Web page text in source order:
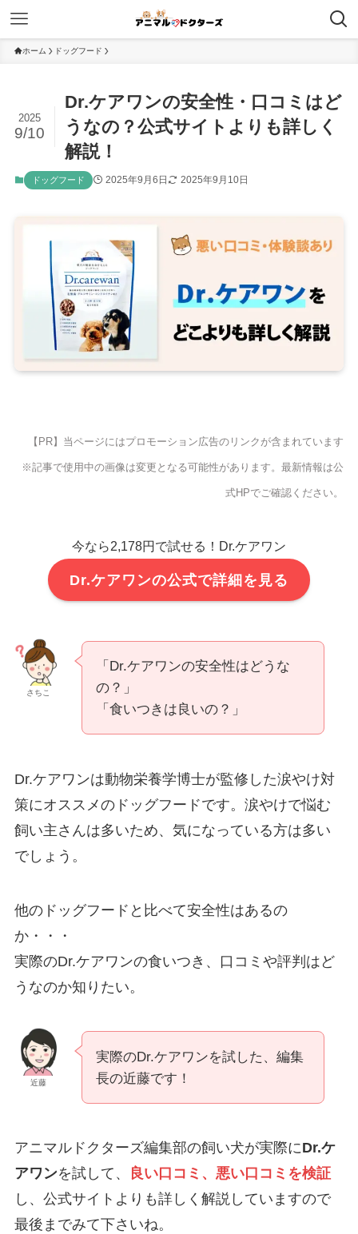
ホーム ドッグフード
Dr.ケアワンの安全性・口コミはど
うなの？公式サイトよりも詳しく
解説！
2025
9/10
ドッグフード 2025年9月6日 2025年9月10日
【PR】当ページにはプロモーション広告のリンクが含まれています
※記事で使用中の画像は変更となる可能性があります。最新情報は公
式HPでご確認ください。
今なら2,178円で試せる！Dr.ケアワン
Dr.ケアワンの公式で詳細を見る
さちこ
「Dr.ケアワンの安全性はどうな
の？」
「食いつきは良いの？」
Dr.ケアワンは動物栄養学博士が監修した涙やけ対
策にオススメのドッグフードです。涙やけで悩む
飼い主さんは多いため、気になっている方は多い
でしょう。
他のドッグフードと比べて安全性はあるの
か・・・
実際のDr.ケアワンの食いつき、口コミや評判はど
うなのか知りたい。
近藤
実際のDr.ケアワンを試した、編集
長の近藤です！
アニマルドクターズ編集部の飼い犬が実際にDr.ケ
アワンを試して、
良い口コミ、悪い口コミを検証
し、公式サイトよりも詳しく解説していますので
最後までみて下さいね。